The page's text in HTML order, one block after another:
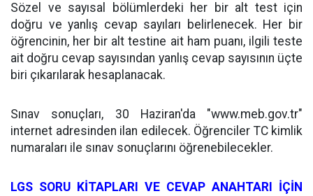
Sözel ve sayısal bölümlerdeki her bir alt test için
doğru ve yanlış cevap sayıları belirlenecek. Her bir
öğrencinin, her bir alt testine ait ham puanı, ilgili teste
ait doğru cevap sayısından yanlış cevap sayısının üçte
biri çıkarılarak hesaplanacak.
Sınav sonuçları, 30 Haziran'da "www.meb.gov.tr"
internet adresinden ilan edilecek. Öğrenciler TC kimlik
numaraları ile sınav sonuçlarını öğrenebilecekler.
LGS SORU KİTAPLARI VE CEVAP ANAHTARI İÇİN